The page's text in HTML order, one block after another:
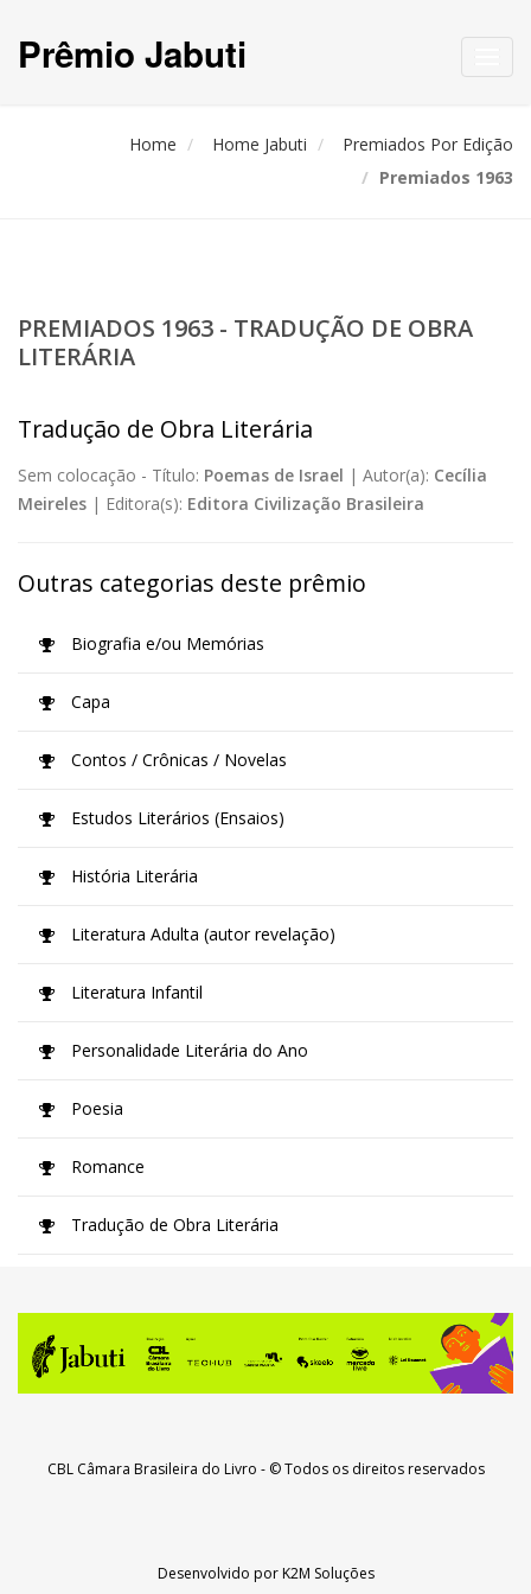
Prêmio Jabuti
Home Home Jabuti
Premiados Por Edição
Premiados 1963
PREMIADOS 1963 - TRADUÇÃO DE OBRA
LITERÁRIA
Tradução de Obra Literária
Sem colocação - Título: Poemas de Israel | Autor(a): Cecília
Meireles | Editora(s): Editora Civilização Brasileira
Outras categorias deste prêmio
Biografia e/ou Memórias
Capa
Contos / Crônicas / Novelas
Estudos Literários (Ensaios)
História Literária
Literatura Adulta (autor revelação)
Literatura Infantil
Personalidade Literária do Ano
Poesia
Romance
Tradução de Obra Literária
CBL Câmara Brasileira do Livro - © Todos os direitos reservados
Desenvolvido porK2M Soluções